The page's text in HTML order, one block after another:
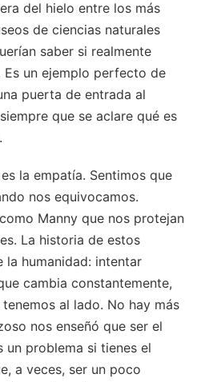
del hielo entre los más
de ciencias naturales
saber si realmente
un ejemplo perfecto de
puerta de entrada al
que se aclare qué es
la empatía. Sentimos que
nos equivocamos.
Manny que nos protejan
La historia de estos
la humanidad: intentar
cambia constantemente,
al lado. No hay más
nos enseñó que ser el
un problema si tienes el
a veces, ser un poco